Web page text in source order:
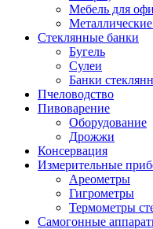
Мебель для
Стеклянные банки
Бугель
Сулеи
Банки
Пчеловодство
Пивоварение
Оборудование
Дрожжи
Консервация
Измерительные
Ареометры
Гигрометры
Термометры
Самогонные